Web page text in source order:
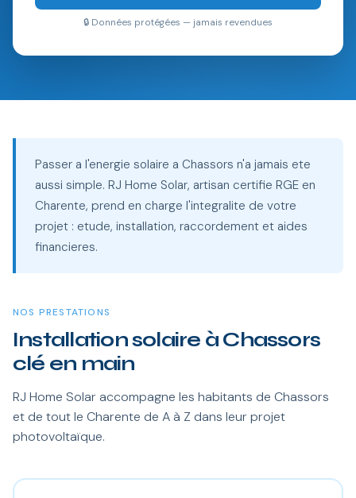
🔒 Données protégées — jamais revendues
Passer a l'energie solaire a Chassors n'a jamais ete
aussi simple. RJ Home Solar, artisan certifie RGE en
Charente, prend en charge l'integralite de votre
projet : etude, installation, raccordement et aides
financieres.
NOS PRESTATIONS
Installation solaire à Chassors
clé en main
RJ Home Solar accompagne les habitants de Chassors
et de tout le Charente de A à Z dans leur projet
photovoltaïque.